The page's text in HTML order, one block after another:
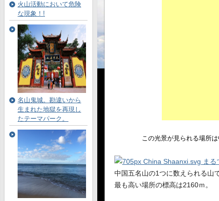
この光景が見られる場所
中国五名山の1つに数えられる山
最も高い場所の標高は2160ｍ。
火山活動において危険
な現象！!
名山鬼城。勘違いから
生まれた地獄を再現し
たテーマパーク。